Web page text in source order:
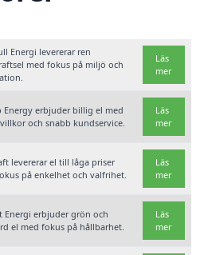
Energi levererar ren
med fokus på miljö och
Läs
mer
Energy erbjuder billig el med
och snabb kundservice.
Läs
mer
levererar el till låga priser
på enkelhet och valfrihet.
Läs
mer
Energi erbjuder grön och
el med fokus på hållbarhet.
Läs
mer